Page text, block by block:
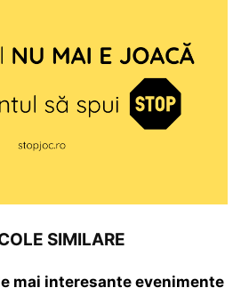
SIMILARE
mai interesante evenimente